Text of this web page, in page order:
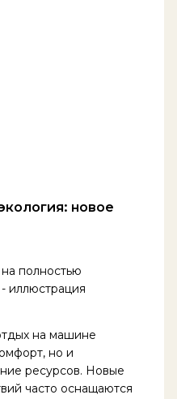
новое
на машине
но и
ресурсов. Новые
часто оснащаются